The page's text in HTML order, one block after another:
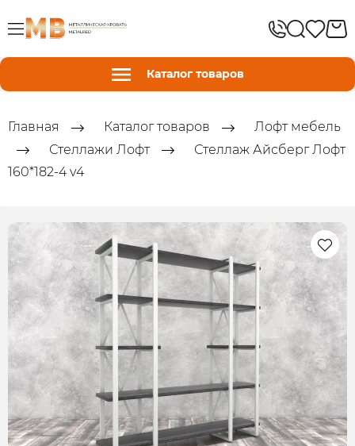
Каталог товаров
Главная Каталог товаров
Лофт мебель
Стеллажи Лофт
Стеллаж Айсберг Лофт
160*182-4 v4